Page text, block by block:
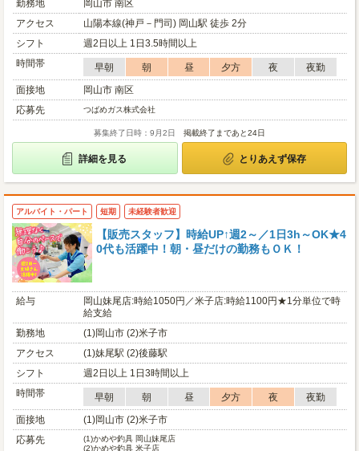
勤務地
岡山市 南区
アクセス
山陽本線(神戸－門司) 岡山駅 徒歩 2分
シフト
週2日以上 1日3.5時間以上
時間帯
早朝 朝 昼 夕方 夜
夜勤
面接地
岡山市 南区
応募先
つばめガス株式会社
募集終了日時：9月2日 掲載終了まであと24日
詳細を見る とりあえず保存
アルバイト・パート 短期 未経験者歓迎
【販売スタッフ】時給UP↑週2～／1日3h～OK★4
0代も活躍中！朝・昼だけの勤務もＯＫ！
給与
岡山妹尾店:時給1050円／米子店:時給1100円★1分単位で時
給支給
勤務地
(1)岡山市 (2)米子市
アクセス
(1)妹尾駅 (2)後藤駅
シフト
週2日以上 1日3時間以上
時間帯
早朝 朝 昼 夕方 夜
夜勤
面接地
(1)岡山市 (2)米子市
応募先
(1)かめや釣具 岡山妹尾店
(2)かめや釣具 米子店